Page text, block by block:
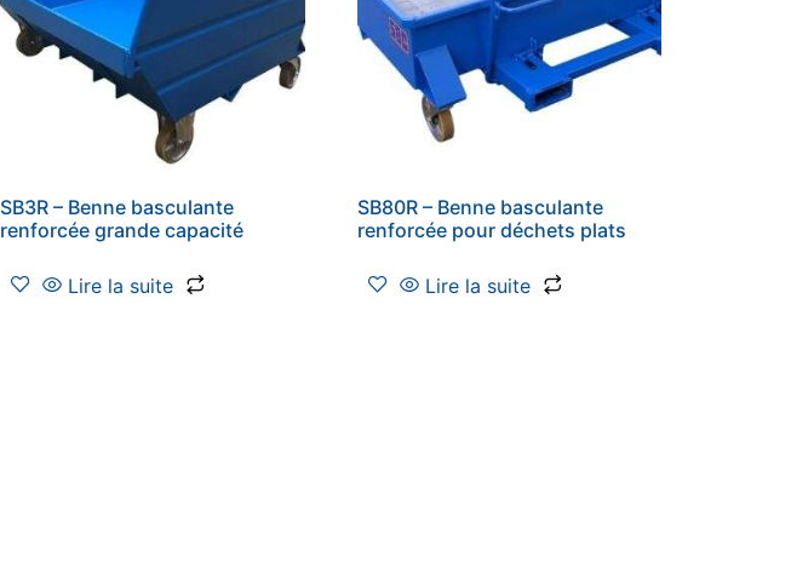
SB3R – Benne basculante
renforcée grande capacité
Lire la suite
SB80R – Benne basculante
renforcée pour déchets plats
Lire la suite